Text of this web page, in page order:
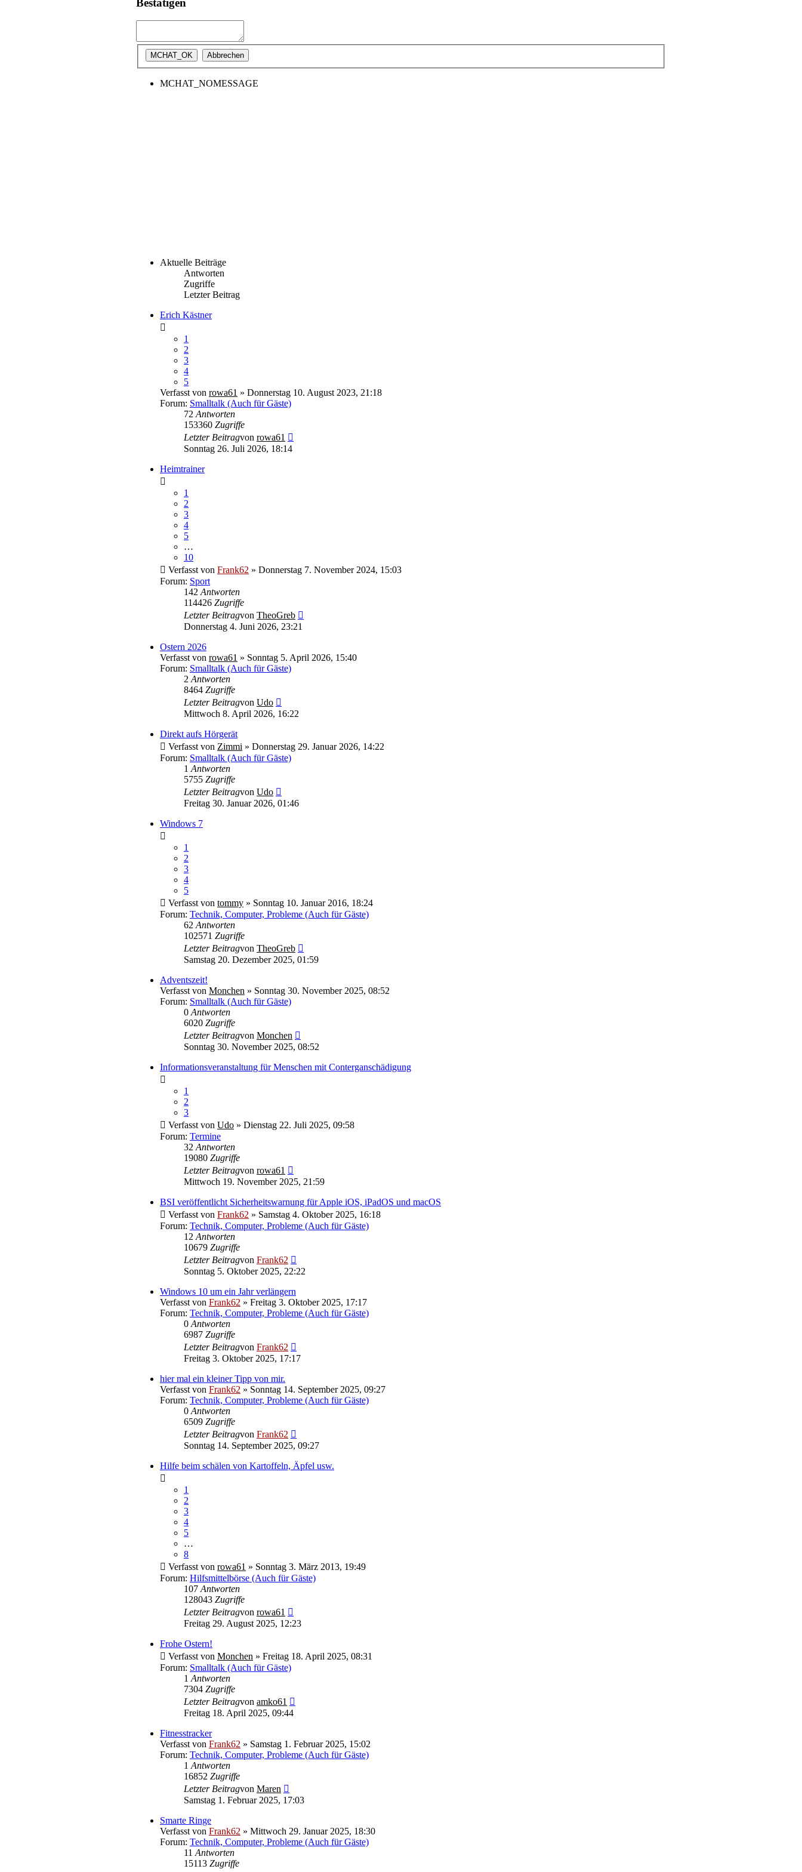
MCHAT_NOMESSAGE
Aktuelle Beiträge
Antworten
Zugriffe
Letzter Beitrag
Erich Kästner
1
2
3
4
5
Verfasst von rowa61 » Donnerstag 10. August 2023, 21:18
Forum: Smalltalk (Auch für Gäste)
72 Antworten
153360 Zugriffe
Letzter Beitragvon rowa61
Sonntag 26. Juli 2026, 18:14
Heimtrainer
1
2
3
4
5
…
10
Verfasst von Frank62 » Donnerstag 7. November 2024, 15:03
Forum: Sport
142 Antworten
114426 Zugriffe
Letzter Beitragvon TheoGreb
Donnerstag 4. Juni 2026, 23:21
Ostern 2026
Verfasst von rowa61 » Sonntag 5. April 2026, 15:40
Forum: Smalltalk (Auch für Gäste)
2 Antworten
8464 Zugriffe
Letzter Beitragvon Udo
Beitrag
Mittwoch 8. April 2026, 16:22
Direkt aufs Hörgerät
Verfasst von Zimmi » Donnerstag 29. Januar 2026, 14:22
Forum: Smalltalk (Auch für Gäste)
1 Antworten
5755 Zugriffe
Letzter Beitragvon Udo
Beitrag
Freitag 30. Januar 2026, 01:46
Windows 7
1
2
3
4
5
Verfasst von tommy » Sonntag 10. Januar 2016, 18:24
Forum: Technik, Computer, Probleme (Auch für Gäste)
62 Antworten
102571 Zugriffe
Letzter Beitragvon TheoGreb
Beitrag
Samstag 20. Dezember 2025, 01:59
Adventszeit!
Verfasst von Monchen » Sonntag 30. November 2025, 08:52
Forum: Smalltalk (Auch für Gäste)
0 Antworten
6020 Zugriffe
Letzter Beitragvon Monchen
Beitrag
Sonntag 30. November 2025, 08:52
Informationsveranstaltung für Menschen mit Conterganschädigung
1
2
3
Verfasst von Udo » Dienstag 22. Juli 2025, 09:58
Forum: Termine
32 Antworten
19080 Zugriffe
Letzter Beitragvon rowa61
Beitrag
Mittwoch 19. November 2025, 21:59
BSI veröffentlicht Sicherheitswarnung für Apple iOS, iPadOS und macOS
Verfasst von Frank62 » Samstag 4. Oktober 2025, 16:18
Forum: Technik, Computer, Probleme (Auch für Gäste)
12 Antworten
10679 Zugriffe
Letzter Beitragvon Frank62
Beitrag
Sonntag 5. Oktober 2025, 22:22
Windows 10 um ein Jahr verlängern
Verfasst von Frank62 » Freitag 3. Oktober 2025, 17:17
Forum: Technik, Computer, Probleme (Auch für Gäste)
0 Antworten
6987 Zugriffe
Letzter Beitragvon Frank62
Beitrag
Freitag 3. Oktober 2025, 17:17
hier mal ein kleiner Tipp von mir.
Verfasst von Frank62 » Sonntag 14. September 2025, 09:27
Forum: Technik, Computer, Probleme (Auch für Gäste)
0 Antworten
6509 Zugriffe
Letzter Beitragvon Frank62
Beitrag
Sonntag 14. September 2025, 09:27
Hilfe beim schälen von Kartoffeln, Äpfel usw.
1
2
3
4
5
…
8
Verfasst von rowa61 » Sonntag 3. März 2013, 19:49
Forum: Hilfsmittelbörse (Auch für Gäste)
107 Antworten
128043 Zugriffe
Letzter Beitragvon rowa61
Beitrag
Freitag 29. August 2025, 12:23
Frohe Ostern!
Verfasst von Monchen » Freitag 18. April 2025, 08:31
Forum: Smalltalk (Auch für Gäste)
1 Antworten
7304 Zugriffe
Letzter Beitragvon amko61
Freitag 18. April 2025, 09:44
Fitnesstracker
Verfasst von Frank62 » Samstag 1. Februar 2025, 15:02
Forum: Technik, Computer, Probleme (Auch für Gäste)
1 Antworten
16852 Zugriffe
Letzter Beitragvon Maren
Beitrag
Samstag 1. Februar 2025, 17:03
Smarte Ringe
Verfasst von Frank62 » Mittwoch 29. Januar 2025, 18:30
Forum: Technik, Computer, Probleme (Auch für Gäste)
11 Antworten
15113 Zugriffe